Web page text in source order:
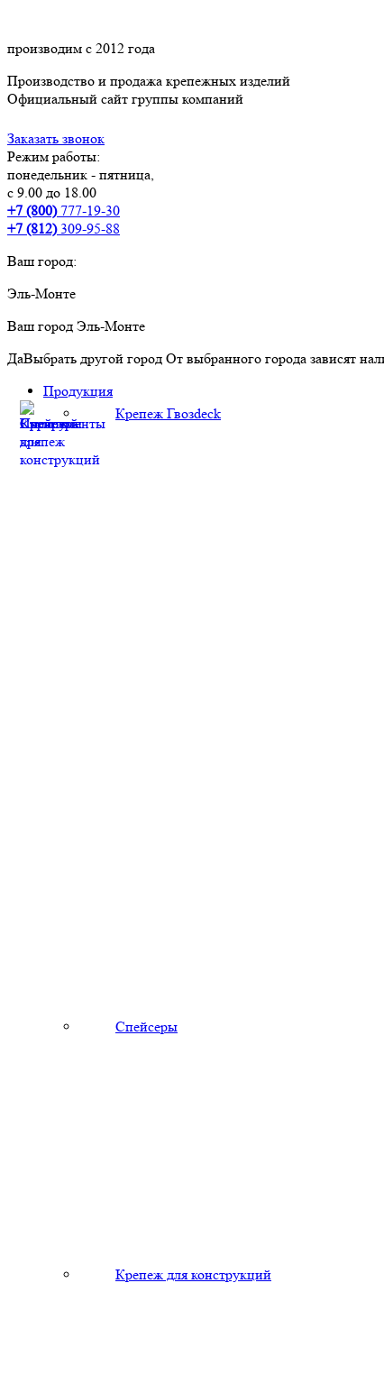
производим с 2012 года
Производство и продажа крепежных изделий
Официальный сайт группы компаний
Заказать звонок
Режим работы:
понедельник - пятница,
с 9.00 до 18.00
+7 (800)777-19-30
+7 (812)309-95-88
Ваш город:
Эль-Монте
Ваш город Эль-Монте
ДаВыбрать другой город От выбранного города зависят
Продукция
Крепеж Гвозdeck
Спейсеры
Крепеж для конструкций